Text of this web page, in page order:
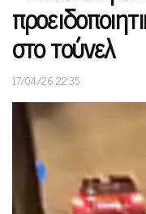
στο τούνελ
17/04/26 22:35